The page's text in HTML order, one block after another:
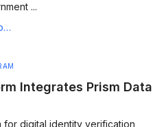
...
Integrates Prism Data
digital identity verification,